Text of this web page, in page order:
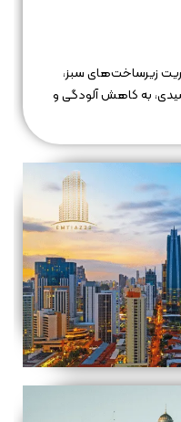
زیرساخت‌های سبز،
به کاهش آلودگی و